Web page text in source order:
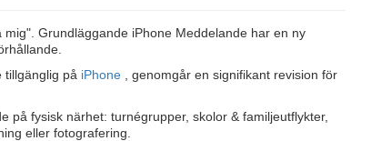
Grundläggande iPhone Meddelande har en ny
på iPhone
, genomgår en signifikant revision för
fysisk närhet: turnégrupper, skolor & familjeutflykter,
eller fotografering.